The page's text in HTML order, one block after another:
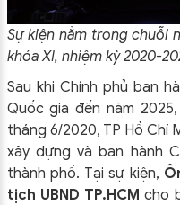
Sự kiện nằm trong chuỗi
khóa XI, nhiệm kỳ 2020-
Sau khi Chính phủ ban
Quốc gia đến năm
tháng 6/2020, TP Hồ Chí
xây dựng và ban hành
thành phố. Tại sự kiện,
tịch UBND TP.HCM cho